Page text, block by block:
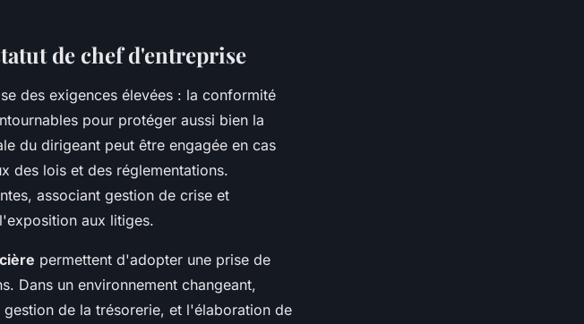
de chef d'entreprise
des exigences élevées : la conformité
pour protéger aussi bien la
du dirigeant peut être engagée en cas
des lois et des réglementations.
associant gestion de crise et
aux litiges.
permettent d'adopter une prise de
Dans un environnement changeant,
de la trésorerie, et l'élaboration de